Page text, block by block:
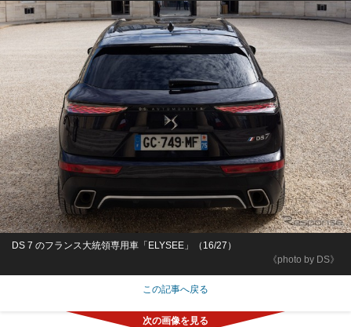
《photo by DS》
DS 7 のフランス大統領専用車「ELYSEE」（16/27）
この記事へ戻る